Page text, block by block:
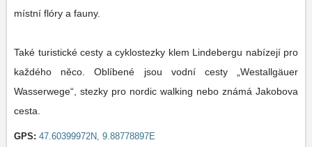
místní flóry a fauny.
Také turistické cesty a cyklostezky klem Lindebergu nabízejí pro
každého něco. Oblíbené jsou vodní cesty „Westallgäuer
Wasserwege“, stezky pro nordic walking nebo známá Jakobova
cesta.
GPS: 47.60399972N, 9.88778897E